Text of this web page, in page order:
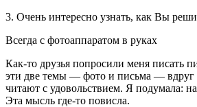
3. Очень интересно узнать, как Вы
Всегда с фотоаппаратом в руках
Как-то друзья попросили меня писать
эти две темы — фото и письма — вдруг
читают с удовольствием. Я подумала:
Эта мысль где-то повисла.